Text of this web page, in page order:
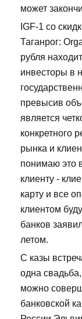
может
IGF-1 со
Таганрог:
рубля
инвесторы в
превысив
является
конкретного
рынка и
понимаю это
клиенту -
карту и все
клиентом
банков
летом.
С казы
одна
можно
банковской